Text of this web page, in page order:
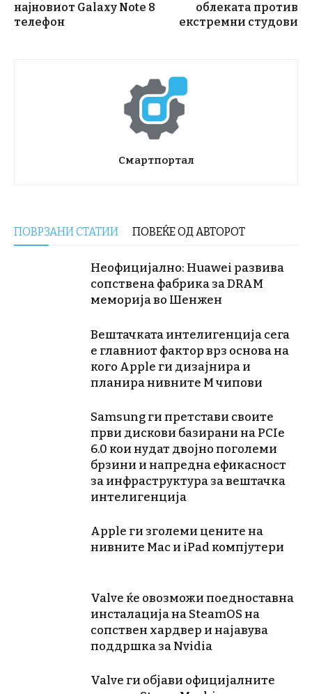
најновиот Galaxy Note 8
телефон
облеката против
екстремни студови
Смартпортал
ПОВРЗАНИ СТАТИИ ПОВЕЌЕ ОД АВТОРОТ
Неофицијално: Huawei развива
сопствена фабрика за DRAM
меморија во Шенжен
Вештачката интелигенција сега
е главниот фактор врз основа на
кого Apple ги дизајнира и
планира нивните М чипови
Samsung ги претстави своите
први дискови базирани на PCIe
6.0 кои нудат двојно поголеми
брзини и напредна ефикасност
за инфраструктура за вештачка
интелигенција
Apple ги зголеми цените на
нивните Mac и iPad компјутери
Valve ќе овозможи поедноставна
инсталација на SteamOS на
сопствен хардвер и најавува
поддршка за Nvidia
Valve ги објави официјалните